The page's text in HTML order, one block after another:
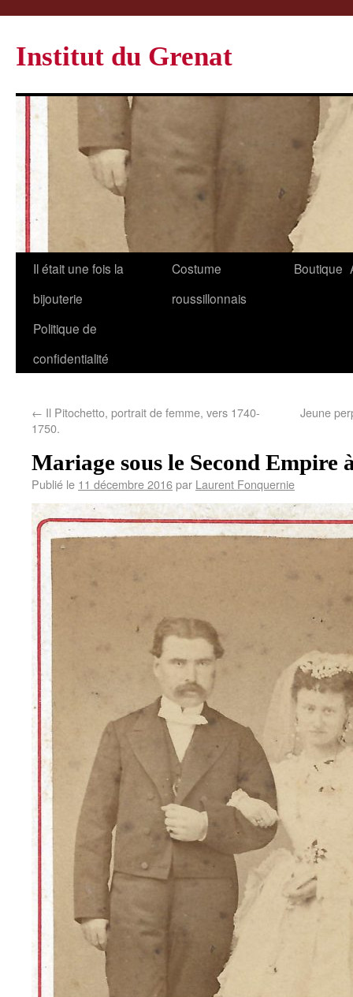
Institut du Grenat
Il était une fois la
bijouterie
Costume
roussillonnais
Boutique
Politique de
confidentialité
← Il Pitochetto, portrait de femme, vers 1740-
1750.
Jeune
Mariage sous le Second Empire
Publié le 11 décembre 2016par Laurent Fonquernie